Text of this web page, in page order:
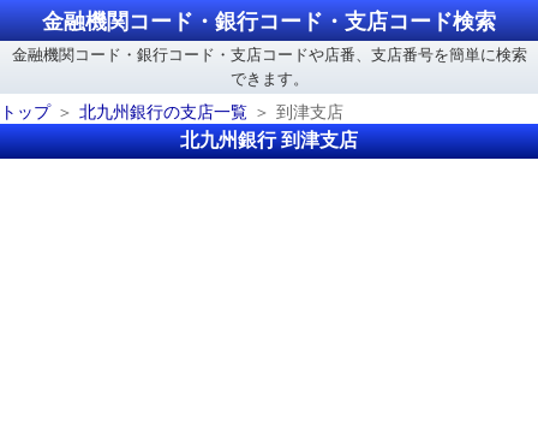
金融機関コード・銀行コード・支店コード検索
金融機関コード・銀行コード・支店コードや店番、支店番号を簡単に検索
できます。
トップ
北九州銀行の支店一覧 到津支店
北九州銀行 到津支店